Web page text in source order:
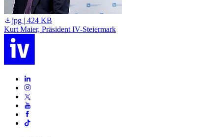
jpg | 424 KB
Kurt Maier, Präsident IV-Steiermark